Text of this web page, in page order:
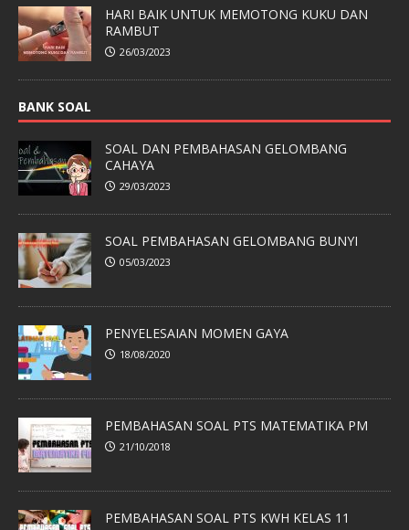
HARI BAIK UNTUK MEMOTONG KUKU DAN
RAMBUT
26/03/2023
BANK SOAL
SOAL DAN PEMBAHASAN GELOMBANG
CAHAYA
29/03/2023
SOAL PEMBAHASAN GELOMBANG BUNYI
05/03/2023
PENYELESAIAN MOMEN GAYA
18/08/2020
PEMBAHASAN SOAL PTS MATEMATIKA PM
21/10/2018
PEMBAHASAN SOAL PTS KWH KELAS 11